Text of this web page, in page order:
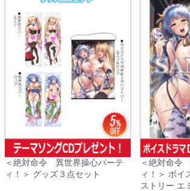
＜絶対命令 異世界操心パーテ
ィ！＞ グッズ３点セット
＜絶対命令
ィ！＞ ボイ
ストリー エ